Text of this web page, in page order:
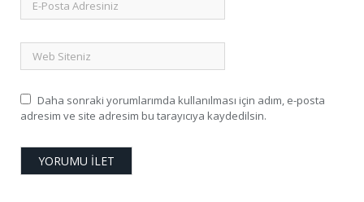
Daha sonraki yorumlarımda kullanılması için adım, e-posta
adresim ve site adresim bu tarayıcıya kaydedilsin.